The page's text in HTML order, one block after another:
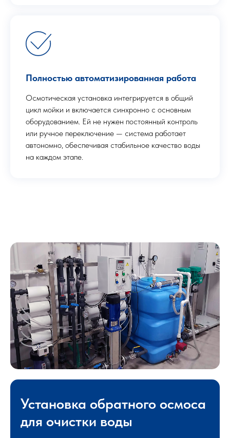
Полностью автоматизированная работа
Осмотическая установка интегрируется в общий
цикл мойки и включается синхронно с основным
оборудованием. Ей не нужен постоянный контроль
или ручное переключение — система работает
автономно, обеспечивая стабильное качество воды
на каждом этапе.
Установка обратного осмоса
для очистки воды